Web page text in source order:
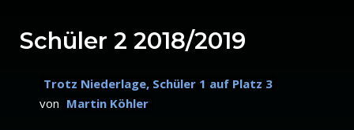
Schüler 2 2018/2019
Trotz Niederlage, Schüler 1 auf Platz 3
von Martin Köhler